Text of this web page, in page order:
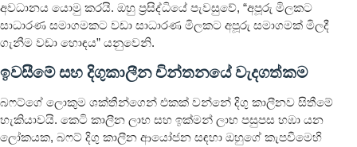
අවධානය යොමු කරයි. ඔහු ප්‍රසිද්ධියේ පැවසුවේ, “අපූරු මිලකට
සාධාරණ සමාගමකට වඩා සාධාරණ මිලකට අපූරු සමාගමක් මිලදී
ගැනීම වඩා හොඳය” යනුවෙනි.
ඉවසීමේ සහ දිගුකාලීන චින්තනයේ වැදගත්කම
බෆට්ගේ ලොකුම ශක්තීන්ගෙන් එකක් වන්නේ දිගු කාලීනව සිතීමේ
හැකියාවයි. කෙටි කාලීන ලාභ සහ ඉක්මන් ලාභ පසුපස හඹා යන
ලෝකයක, බෆට් දිගු කාලීන ආයෝජන සඳහා ඔහුගේ කැපවීමෙහි